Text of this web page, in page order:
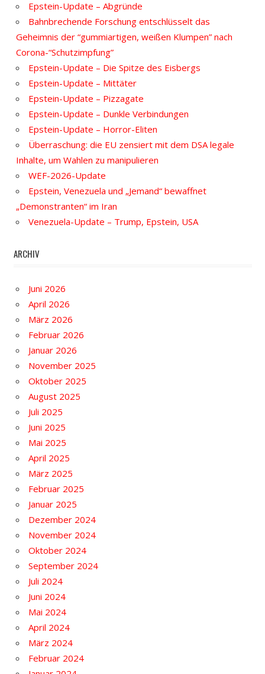
Epstein-Update – Abgründe
Bahnbrechende Forschung entschlüsselt das
Geheimnis der “gummiartigen, weißen Klumpen” nach
Corona-“Schutzimpfung”
Epstein-Update – Die Spitze des Eisbergs
Epstein-Update – Mittäter
Epstein-Update – Pizzagate
Epstein-Update – Dunkle Verbindungen
Epstein-Update – Horror-Eliten
Überraschung: die EU zensiert mit dem DSA legale
Inhalte, um Wahlen zu manipulieren
WEF-2026-Update
Epstein, Venezuela und „Jemand“ bewaffnet
„Demonstranten“ im Iran
Venezuela-Update – Trump, Epstein, USA
ARCHIV
Juni 2026
April 2026
März 2026
Februar 2026
Januar 2026
November 2025
Oktober 2025
August 2025
Juli 2025
Juni 2025
Mai 2025
April 2025
März 2025
Februar 2025
Januar 2025
Dezember 2024
November 2024
Oktober 2024
September 2024
Juli 2024
Juni 2024
Mai 2024
April 2024
März 2024
Februar 2024